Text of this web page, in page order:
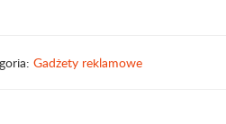
Gadżety reklamowe